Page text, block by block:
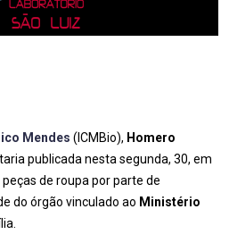
Mendes (ICMBio), Homero
publicada nesta segunda, 30, em
de roupa por parte de
do órgão vinculado ao Ministério